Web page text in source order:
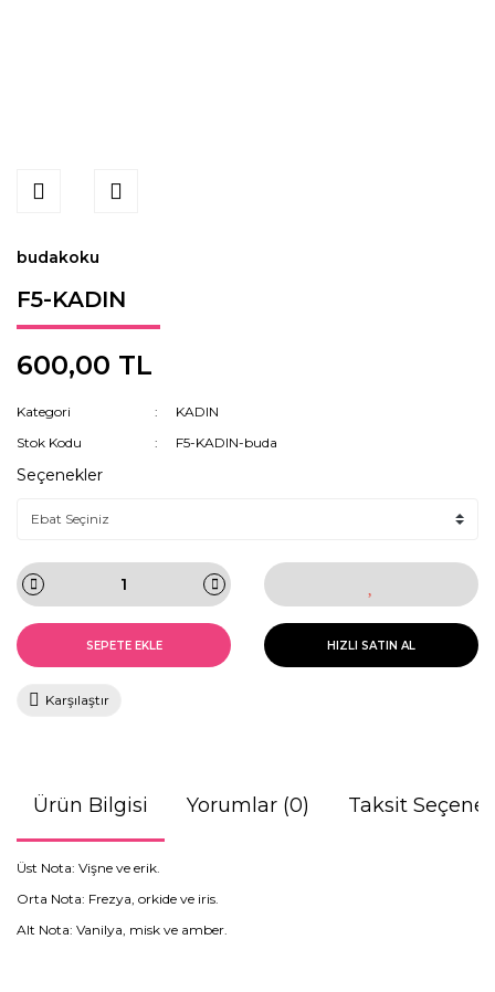
budakoku
F5-KADIN
600,00 TL
Kategori
KADIN
Stok Kodu
F5-KADIN-buda
Seçenekler
SEPETE EKLE HIZLI SATIN AL
Karşılaştır
Ürün Bilgisi Yorumlar (0) Taksit
Üst Nota: Vişne ve erik.
Orta Nota: Frezya, orkide ve iris.
Alt Nota: Vanilya, misk ve amber.